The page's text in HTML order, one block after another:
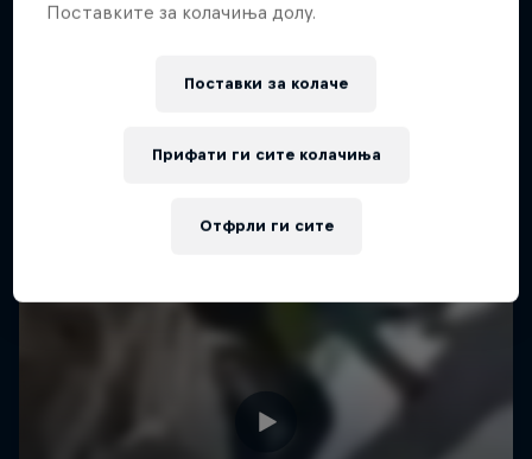
Поставките за колачиња долу.
Поставки за колачe
Отфрли ги сите
Прифати ги сите колачиња